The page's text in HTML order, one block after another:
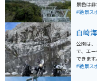
景色は
晴らしい
#絶景ス
白崎
公園は
で、エ
できま
望でき、
#絶景ス